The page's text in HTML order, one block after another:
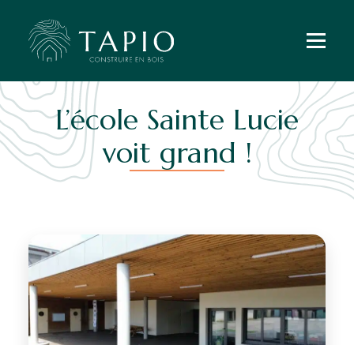
L’école Sainte Lucie
voit grand !